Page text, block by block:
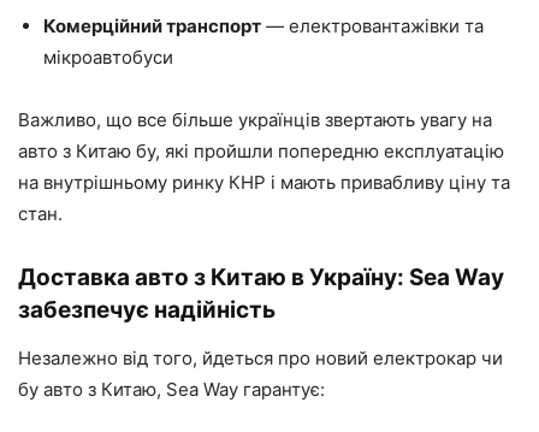
Комерційний транспорт — електровантажівки та
мікроавтобуси
Важливо, що все більше українців звертають увагу на
авто з Китаю бу, які пройшли попередню експлуатацію
на внутрішньому ринку КНР і мають привабливу ціну та
стан.
Доставка авто з Китаю в Україну: Sea Way
забезпечує надійність
Незалежно від того, йдеться про новий електрокар чи
бу авто з Китаю, Sea Way гарантує: